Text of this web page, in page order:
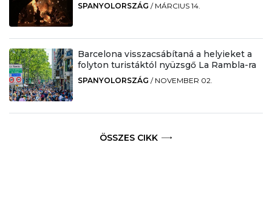
SPANYOLORSZÁG / MÁRCIUS 14.
Barcelona visszacsábítaná a helyieket a
folyton turistáktól nyüzsgő La Rambla-ra
SPANYOLORSZÁG / NOVEMBER 02.
ÖSSZES CIKK